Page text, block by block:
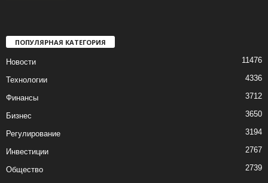
ПОПУЛЯРНАЯ КАТЕГОРИЯ
Новости 11476
Технологии 4336
Финансы 3712
Бизнес 3650
Регулирование 3194
Инвестиции 2767
Общество 2739